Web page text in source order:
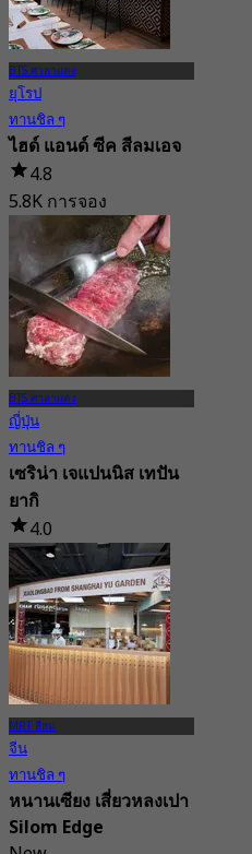
BTS ศาลาแดง
ยุโรป
ทานชิล ๆ
ไฮด์ แอนด์ ซีค สีลมเอจ
4.8
5.8K การจอง
฿ 647.5
BTS ศาลาแดง
ญี่ปุ่น
ทานชิล ๆ
เซริน่า เจแปนนิส เทปัน
ยากิ
4.0
86 การจอง
จาก฿ 1,650
MRT สีลม
จีน
ทานชิล ๆ
หนานเซียง เสี่ยวหลงเปา
Silom Edge